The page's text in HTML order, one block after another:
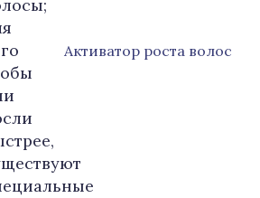
Активатор роста волос